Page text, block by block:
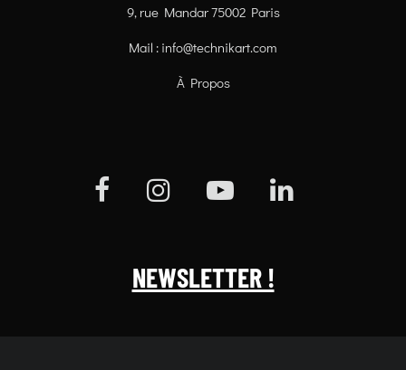
9, rue Mandar 75002 Paris
Mail : info@technikart.com
À Propos
NEWSLETTER !